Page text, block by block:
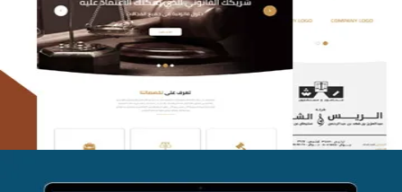
الريس والشعلان للمحاماة
التفاصيل